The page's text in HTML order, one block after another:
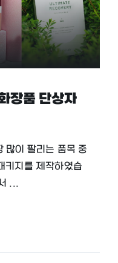
장품 단상자
많이 팔리는 품목 중
키지를 제작하였습
...